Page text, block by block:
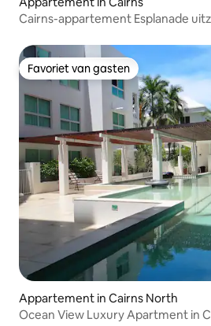
Cairns-appartement Esplanade
Favoriet van gasten
Favoriet van gasten
Appartement in Cairns North
Ocean View Luxury Apartment in